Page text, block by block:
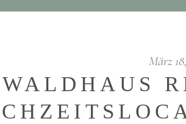
März
WALDHAUS